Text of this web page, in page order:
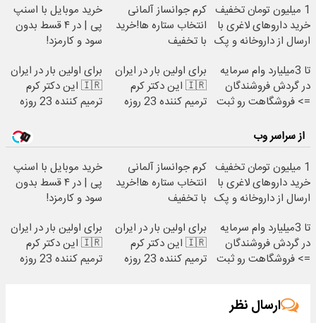
1 میلیون تومان تخفیف
خرید داروهای لاغری با
ارسال از داروخانه و پک
کرم جوانساز آلمانی
انتخاب ستاره ها!خرید
با تخفیف
خرید موبایل با اسنپ
پی | در ۴ قسط بدون
سود و کارمزد!
تا 3میلیارد وام سرمایه
در گردش فروشندگان
=> فروشگاهت رو ثبت
برای اولین بار در ایران
🇮🇷 این دکتر کرم
ترمیم کننده 23 روزه
برای اولین بار در ایران
🇮🇷 این دکتر کرم
ترمیم کننده 23 روزه
از سراسر وب
1 میلیون تومان تخفیف
خرید داروهای لاغری با
ارسال از داروخانه و پک
کرم جوانساز آلمانی
انتخاب ستاره ها!خرید
با تخفیف
خرید موبایل با اسنپ
پی | در ۴ قسط بدون
سود و کارمزد!
تا 3میلیارد وام سرمایه
در گردش فروشندگان
=> فروشگاهت رو ثبت
برای اولین بار در ایران
🇮🇷 این دکتر کرم
ترمیم کننده 23 روزه
برای اولین بار در ایران
🇮🇷 این دکتر کرم
ترمیم کننده 23 روزه
ارسال نظر